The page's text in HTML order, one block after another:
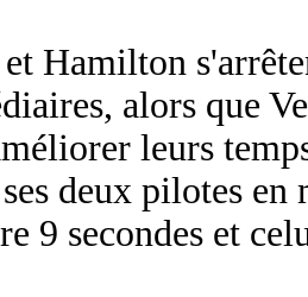
Hamilton
alors que
leurs
deux pilotes
9 secondes et